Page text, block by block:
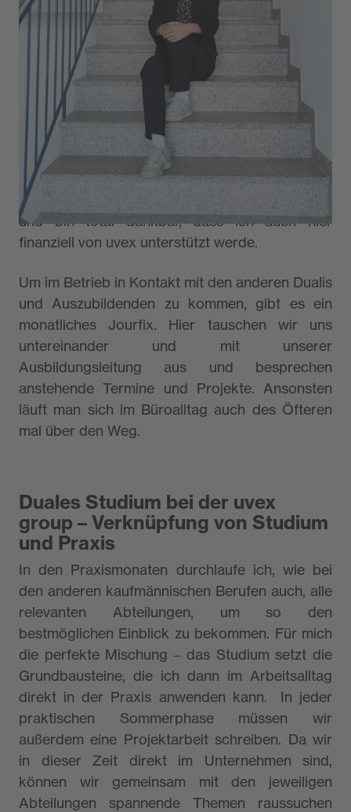
Aktuell gibt es hier fünf duale Student:innen –
davon zwei Wirtschaftsinformatiker, eine
Studentin für Online Medien und zwei Studenten
für Industrial Management. Ich selber studiere
an der Hochschule DHBW Mosbach zwischen
Heilbronn und Heidelberg Industrial
Management. Auf drei Monate Uni folgen im
Wechsel drei Monate im Betrieb. Während der
Studiumszeit wohne ich im Studentenwohnheim
und bin total dankbar, dass ich auch hier
finanziell von uvex unterstützt werde.
Um im Betrieb in Kontakt mit den anderen Dualis
und Auszubildenden zu kommen, gibt es ein
monatliches Jourfix. Hier tauschen wir uns
untereinander und mit unserer
Ausbildungsleitung aus und besprechen
anstehende Termine und Projekte. Ansonsten
läuft man sich im Büroalltag auch des Öfteren
mal über den Weg.
Duales Studium bei der uvex
group – Verknüpfung von Studium
und Praxis
In den Praxismonaten durchlaufe ich, wie bei
den anderen kaufmännischen Berufen auch, alle
relevanten Abteilungen, um so den
bestmöglichen Einblick zu bekommen. Für mich
die perfekte Mischung – das Studium setzt die
Grundbausteine, die ich dann im Arbeitsalltag
direkt in der Praxis anwenden kann. In jeder
praktischen Sommerphase müssen wir
außerdem eine Projektarbeit schreiben. Da wir
in dieser Zeit direkt im Unternehmen sind,
können wir gemeinsam mit den jeweiligen
Abteilungen spannende Themen raussuchen